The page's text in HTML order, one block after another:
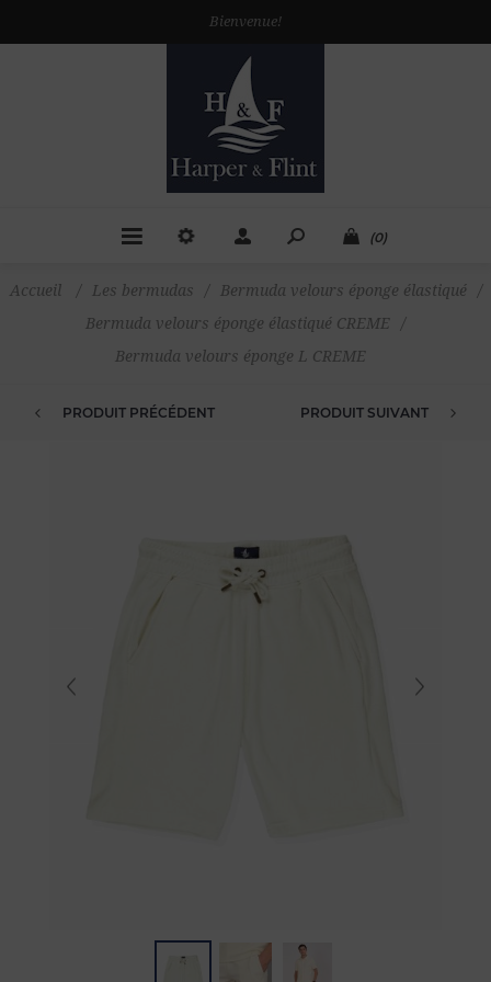
Bienvenue!
(0)
Accueil / Les bermudas / Bermuda velours éponge élastiqué
/
Bermuda velours éponge élastiqué CREME
/
Bermuda velours éponge L CREME
PRODUIT PRÉCÉDENT PRODUIT SUIVANT